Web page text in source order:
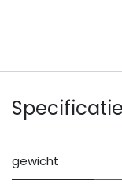
gewicht